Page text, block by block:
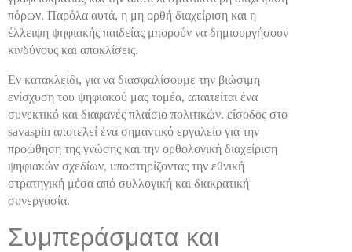
πόρων. Παρόλα αυτά, η μη ορθή διαχείριση και η
έλλειψη ψηφιακής παιδείας μπορούν να δημιουργήσουν
κινδύνους και αποκλίσεις.
Εν κατακλείδι, για να διασφαλίσουμε την βιώσιμη
ενίσχυση του ψηφιακού μας τομέα, απαιτείται ένα
συνεκτικό και διαφανές πλαίσιο πολιτικών. είσοδος στο
savaspin αποτελεί ένα σημαντικό εργαλείο για την
προώθηση της γνώσης και την ορθολογική διαχείριση
ψηφιακών σχεδίων, υποστηρίζοντας την εθνική
στρατηγική μέσα από συλλογική και διακρατική
συνεργασία.
Συμπεράσματα και